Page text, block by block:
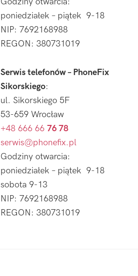
poniedziałek – piątek 9-18
NIP: 7692168988
REGON: 380731019
Serwis telefonów – PhoneFix
Sikorskiego:
ul. Sikorskiego 5F
53-659 Wrocław
+48 666 66 76 78
serwis@phonefix.pl
Godziny otwarcia:
poniedziałek – piątek 9-18
sobota 9-13
NIP: 7692168988
REGON: 380731019